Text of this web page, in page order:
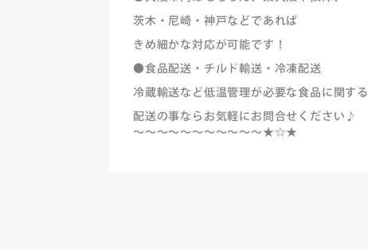
茨木・尼崎・神戸などであれば
きめ細かな対応が可能です！
●食品配送・チルド輸送・冷凍配送
冷蔵輸送など低温管理が必要な食品に関する
配送の事ならお気軽にお問合せください♪
～～～～～～～～～～～★☆★